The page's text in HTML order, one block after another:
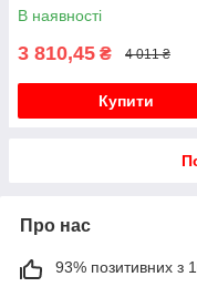
В наявності
3 810,45 ₴ 4 011 ₴
Купити
Про нас
93% позитивних з